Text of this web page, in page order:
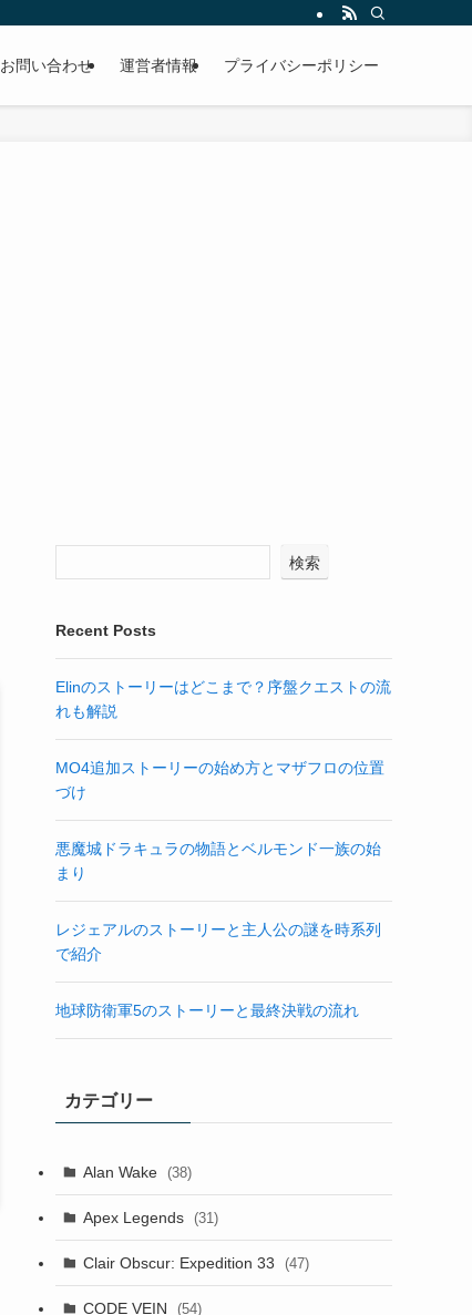
お問い合わせ 運営者情報 プライバシーポリシー
検索
Recent Posts
Elinのストーリーはどこまで？序盤クエストの流
れも解説
MO4追加ストーリーの始め方とマザフロの位置
づけ
悪魔城ドラキュラの物語とベルモンド一族の始
まり
レジェアルのストーリーと主人公の謎を時系列
で紹介
地球防衛軍5のストーリーと最終決戦の流れ
カテゴリー
Alan Wake (38)
Apex Legends (31)
Clair Obscur: Expedition 33 (47)
CODE VEIN (54)